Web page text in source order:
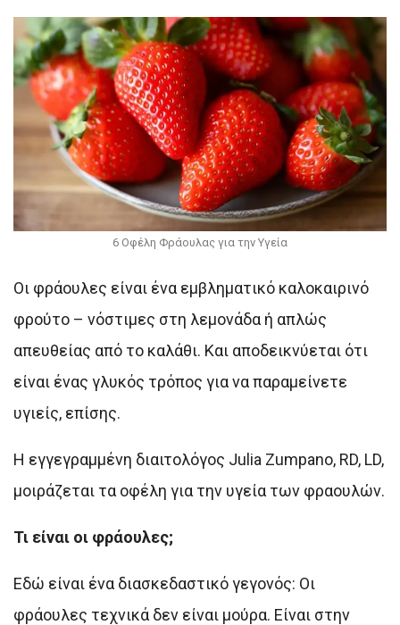
6 Οφέλη Φράουλας για την Υγεία
Οι φράουλες είναι ένα εμβληματικό καλοκαιρινό
φρούτο – νόστιμες στη λεμονάδα ή απλώς
απευθείας από το καλάθι. Και αποδεικνύεται ότι
είναι ένας γλυκός τρόπος για να παραμείνετε
υγιείς, επίσης.
Η εγγεγραμμένη διαιτολόγος Julia Zumpano, RD, LD,
μοιράζεται τα οφέλη για την υγεία των φραουλών.
Τι είναι οι φράουλες;
Εδώ είναι ένα διασκεδαστικό γεγονός: Οι
φράουλες τεχνικά δεν είναι μούρα. Είναι στην